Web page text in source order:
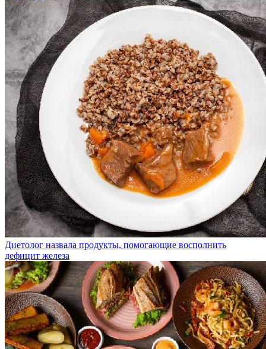
Диетолог назвала продукты, помогающие восполнить
дефицит железа